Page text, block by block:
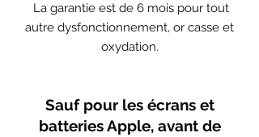
La garantie est de 6 mois pour tout
autre dysfonctionnement, or casse et
oxydation.
Sauf pour les écrans et
batteries Apple, avant de